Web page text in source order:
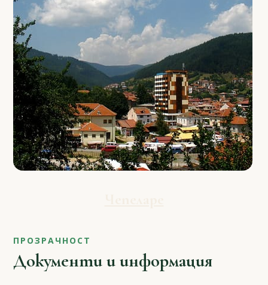
ПРОЗРАЧНОСТ
Документи и информация